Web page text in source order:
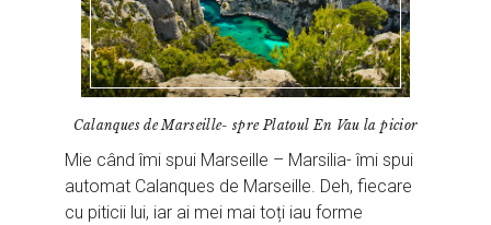
Calanques de Marseille- spre Platoul En Vau la picior
Mie când îmi spui Marseille – Marsilia- îmi spui
automat Calanques de Marseille. Deh, fiecare
cu piticii lui, iar ai mei mai toți iau forme